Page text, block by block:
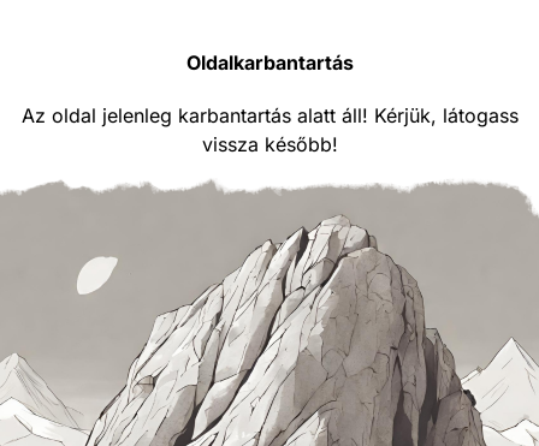
Oldalkarbantartás
Az oldal jelenleg karbantartás alatt áll! Kérjük, látogass
vissza később!